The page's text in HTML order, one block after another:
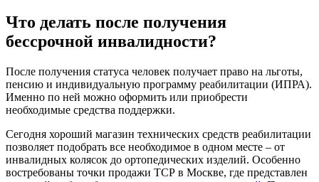
Что делать после получения
бессрочной инвалидности?
После получения статуса человек получает право на льготы,
пенсию и индивидуальную программу реабилитации (ИПРА).
Именно по ней можно оформить или приобрести
необходимые средства поддержки.
Сегодня хороший магазин технических средств реабилитации
позволяет подобрать все необходимое в одном месте – от
инвалидных колясок до ортопедических изделий. Особенно
востребованы точки продажи ТСР в Москве, где представлен